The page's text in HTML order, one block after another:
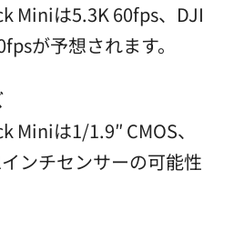
Miniは5.3K 60fps、DJI
が予想されます。
Miniは1/1.9″ CMOS、
ンチセンサーの可能性